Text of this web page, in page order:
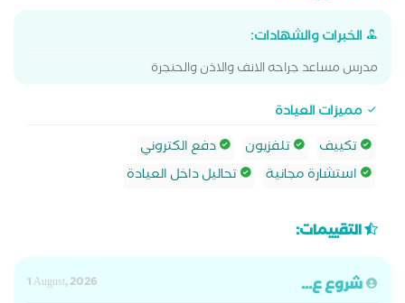
الخبرات والشهادات:
مدرس مساعد جراحه الانف والاذن والحنجرة
مميزات العيادة
تكييف
تلفزيون
دفع الكتروني
استشارة مجانية
تحاليل داخل العيادة
التقييمات:
شروع ع...
1 August, 2026